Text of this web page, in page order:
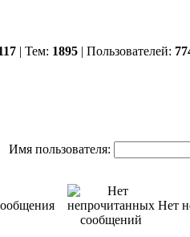
| Тем: 1895 | Пользователей:
Имя пользователя:
Нет